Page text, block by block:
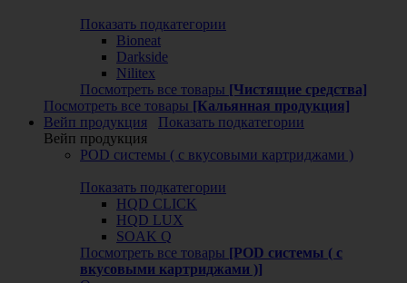
Показать подкатегории
Bioneat
Darkside
Nilitex
Посмотреть все товары [Чистящие средства]
Посмотреть все товары [Кальянная продукция]
Вейп продукция
Показать подкатегории
Вейп продукция
POD системы ( с вкусовыми картриджами )
Показать подкатегории
HQD CLICK
HQD LUX
SOAK Q
Посмотреть все товары [POD системы ( с
вкусовыми картриджами )]